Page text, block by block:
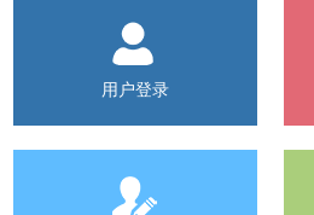
用户登录